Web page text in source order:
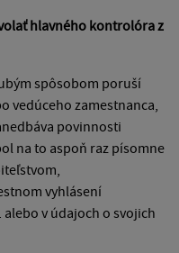
hlavného kontrolóra z
spôsobom poruší
vedúceho zamestnanca,
povinnosti
na to aspoň raz písomne
vyhlásení
v údajoch o svojich